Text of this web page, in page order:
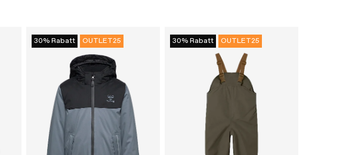
30% Rabatt OUTLET25 30% Rabatt OUTLET25